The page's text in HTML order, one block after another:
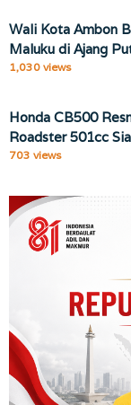
Wali Kota Ambon
Maluku di Ajang
1,030 views
Honda CB500
Roadster 501cc
703 views